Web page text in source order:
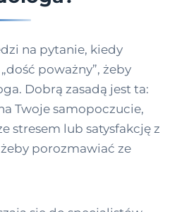
na pytanie, kiedy
poważny”, żeby
Dobrą zasadą jest ta:
Twoje samopoczucie,
stresem lub satysfakcję z
porozmawiać ze